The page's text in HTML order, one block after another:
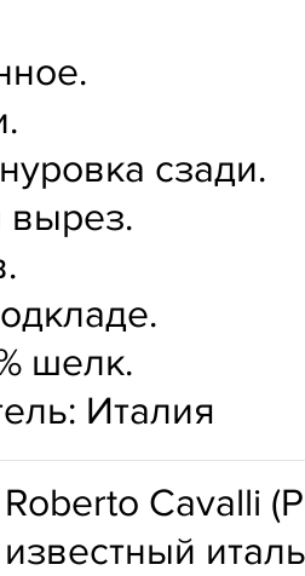
сзади.
вырез.
шелк.
Италия
Roberto Cavalli
известный